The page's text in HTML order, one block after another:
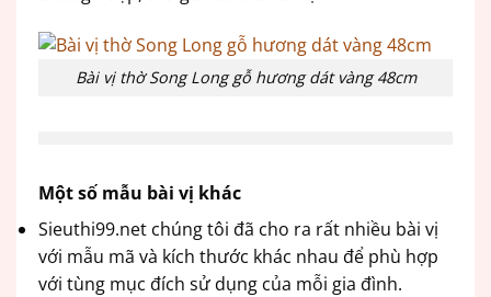
Bài vị thờ Song Long gỗ hương dát vàng 48cm
Một số mẫu bài vị khác
Sieuthi99.net chúng tôi đã cho ra rất nhiều bài vị
với mẫu mã và kích thước khác nhau để phù hợp
với tùng mục đích sử dụng của mỗi gia đình.